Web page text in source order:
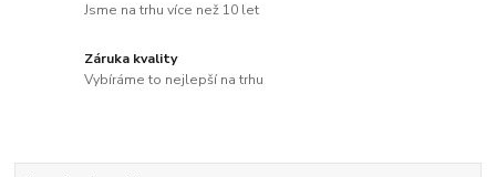
Jsme na trhu více než 10 let
Záruka kvality
Vybíráme to nejlepší na trhu